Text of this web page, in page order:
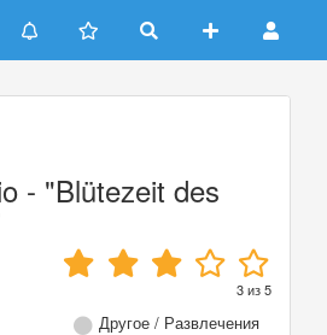
- "Blütezeit des
3из5
Другое / Развлечения